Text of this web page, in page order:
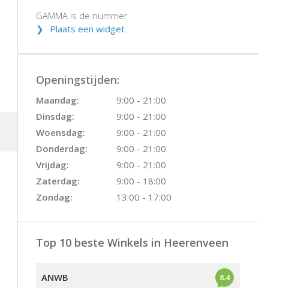
GAMMA is de nummer
Plaats een widget
Openingstijden:
Maandag:
9:00 - 21:00
Dinsdag:
9:00 - 21:00
Woensdag:
9:00 - 21:00
Donderdag:
9:00 - 21:00
Vrijdag:
9:00 - 21:00
Zaterdag:
9:00 - 18:00
Zondag:
13:00 - 17:00
Top 10 beste Winkels in Heerenveen
ANWB 8.4